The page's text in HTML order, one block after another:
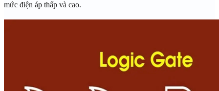
mức điện áp thấp và cao.